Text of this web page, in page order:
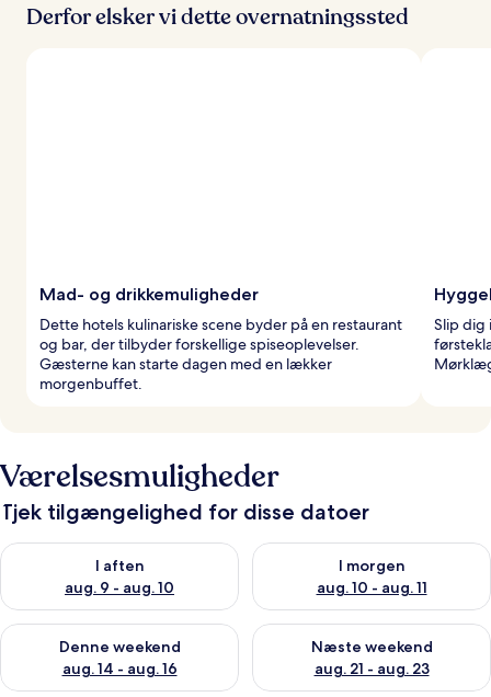
e
Derfor elsker vi dette overnatningssted
Mad- og drikkemuligheder
Dette hotels kulinariske scene byder på en restaurant
og bar, der tilbyder forskellige spiseoplevelser.
Gæsterne kan starte dagen med en lækker
morgenbuffet.
Slip dig
Værelsesmuligheder
Tjek tilgængelighed for disse datoer
I aften
aug. 9 - aug. 10
Tjek tilgængelighed for i aften aug. 9 - aug. 10
I morgen
aug. 10 - aug. 11
Tjek tilgængelighed for i
Denne weekend
aug. 14 - aug. 16
Tjek tilgængelighed for denne weekend aug. 14 - aug. 16
Næste weekend
aug. 21 - aug. 23
Tjek tilgængelighed for næste